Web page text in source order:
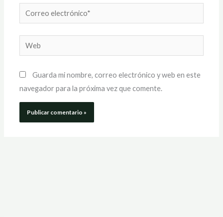
Correo
electrónico*
Web
Guarda mi nombre, correo electrónico y web en este
navegador para la próxima vez que comente.